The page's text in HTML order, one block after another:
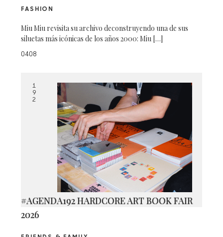
FASHION
Miu Miu revisita su archivo deconstruyendo una de sus
siluetas más icónicas de los años 2000: Miu […]
0408
1
9
2
#AGENDA192 HARDCORE ART BOOK FAIR
2026